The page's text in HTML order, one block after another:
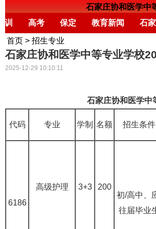
石家庄协和医学中
培训 高考 保定 教育新闻 石
首页 > 招生专业
石家庄协和医学中等专业学校
2025-12-29 10:10:11
石家庄协和医学中
代码 专业 学制 名额 招生条件
6186
高级护理 3+3
200
初/高中、
往届毕业